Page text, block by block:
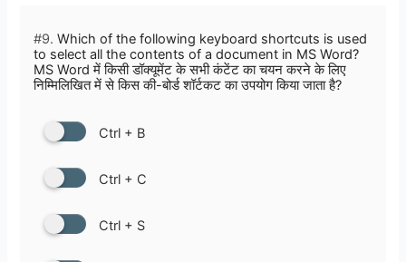
#9. Which of the following keyboard shortcuts is used
to select all the contents of a document in MS Word?
MS Word में किसी डॉक्यूमेंट के सभी कंटेंट का चयन करने के लिए
निम्मिलिखित में से किस की-बोर्ड शॉर्टकट का उपयोग किया जाता है?
Ctrl + B
Ctrl + C
Ctrl + S